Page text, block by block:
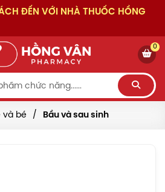
ĐẾN VỚI NHÀ THUỐC HỒNG
0
và bé Bầu và sau sinh